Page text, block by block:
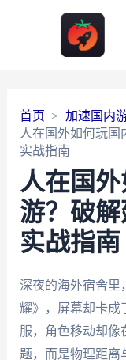
首页
加速国内
人在国外如何玩国
实战指南
人在国
游？破
实战指南
深夜的海外宿舍里
耀》，屏幕却卡成
服，角色移动却像
题，而是物理距离